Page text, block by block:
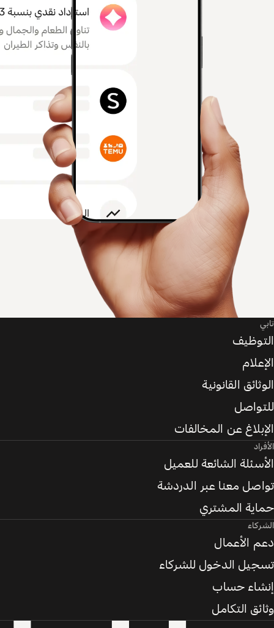
تابي
التوظيف
الإعلام
الوثائق القانونية
للتواصل
الإبلاغ عن المخالفات
الأفراد
الأسئلة الشائعة للعميل
تواصل معنا عبر الدردشة
حماية المشتري
الشركاء
دعم الأعمال
تسجيل الدخول للشركاء
إنشاء حساب
وثائق التكامل